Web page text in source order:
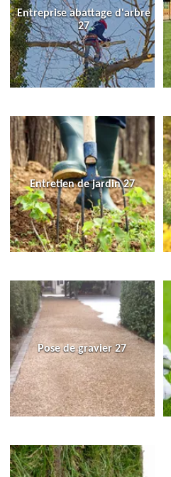
Entreprise abattage d'arbre
27
Entretien de jardin 27
Pose de gravier 27